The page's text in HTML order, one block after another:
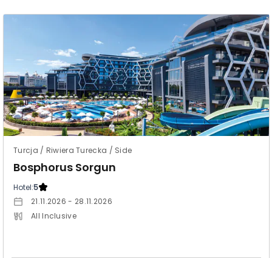
Turcja / Riwiera Turecka / Side
Bosphorus Sorgun
Hotel:5
21.11.2026 - 28.11.2026
All Inclusive